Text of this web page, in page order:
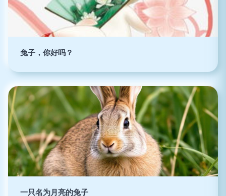
兔子，你好吗？
一只名为月亮的兔子